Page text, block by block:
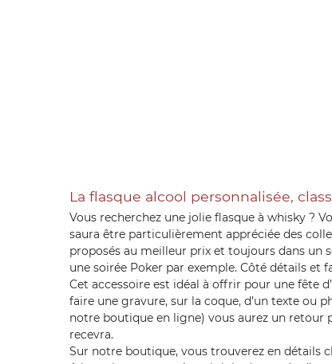
La flasque alcool personnalisée,
Vous recherchez une jolie flasque à whisky ?
saura être particulièrement appréciée des
proposés au meilleur prix et toujours dans un
une soirée Poker par exemple. Côté détails et
Cet accessoire est idéal à offrir pour une fête
faire une gravure, sur la coque, d’un texte ou
notre boutique en ligne) vous aurez un retour
recevra.
Sur notre boutique, vous trouverez en détails